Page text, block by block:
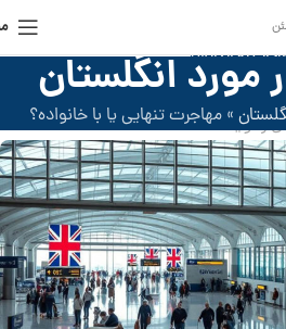
مورد انگلستان
»مهاجرت تنهایی یا با خانواده؟
به انگلیس
یا با خانواده؟
ژانویه 2025